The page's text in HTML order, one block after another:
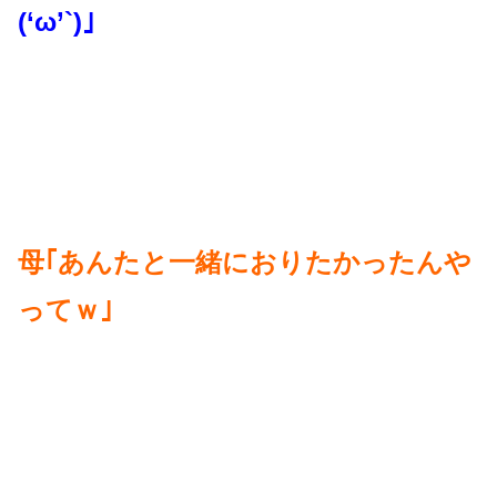
(‘ω’`)｣
母｢あんたと一緒におりたかったんや
ってｗ｣